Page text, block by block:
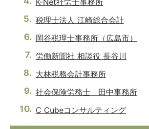
K-Net社労士事務所
税理士法人 江崎総合会計
岡谷税理士事務所（広島市）
労働新聞社 相談役 長谷川
大林税務会計事務所
社会保険労務士 田中事務所
C Cubeコンサルティング